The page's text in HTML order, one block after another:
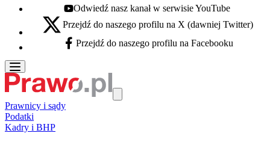
Youtube - otwiera się w nowej karcie
Odwiedź nasz kanał w serwisie YouTube
X - otwiera się w nowej karcie
Przejdź do naszego profilu na X (dawniej Twitter)
Facebook - otwiera się w nowej karcie
Przejdź do naszego profilu na Facebooku
Prawnicy i sądy
Podatki
Kadry i BHP